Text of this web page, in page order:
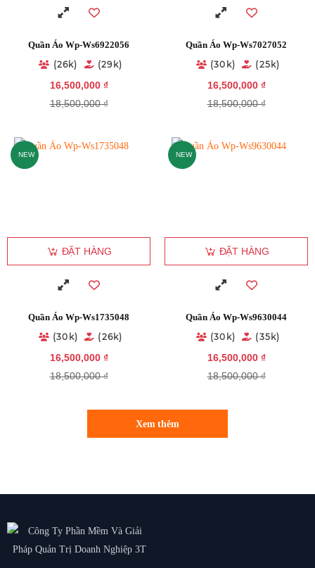
Quần Áo Wp-Ws6922056
(26k)
(29k)
16,500,000 ₫
18,500,000 ₫
Quần Áo Wp-Ws7027052
(30k)
(25k)
16,500,000 ₫
18,500,000 ₫
NEW
ĐẶT HÀNG
Quần Áo Wp-Ws1735048
(30k)
(26k)
16,500,000 ₫
18,500,000 ₫
NEW
ĐẶT HÀNG
Quần Áo Wp-Ws9630044
(30k)
(35k)
16,500,000 ₫
18,500,000 ₫
Xem thêm